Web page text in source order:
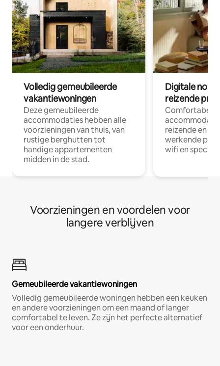
Volledig gemeubileerde
vakantiewoningen
Deze gemeubileerde
accommodaties hebben alle
voorzieningen van thuis, van
rustige berghutten tot
handige appartementen
midden in de stad.
Digitale
reizende
Comfortabele
reizende en
werkende
wifi en
Voorzieningen en voordelen voor
langere verblijven
Gemeubileerde vakantiewoningen
Volledig gemeubileerde woningen hebben een keuken
en andere voorzieningen om een maand of langer
comfortabel te leven. Ze zijn het perfecte alternatief
voor een onderhuur.